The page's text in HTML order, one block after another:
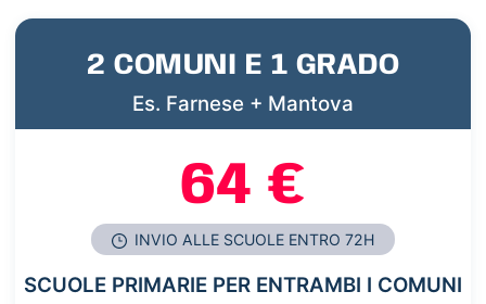
2 COMUNI E 1 GRADO
Es. Farnese + Mantova
64 €
INVIO ALLE SCUOLE ENTRO 72H
SCUOLE PRIMARIE PER ENTRAMBI I COMUNI